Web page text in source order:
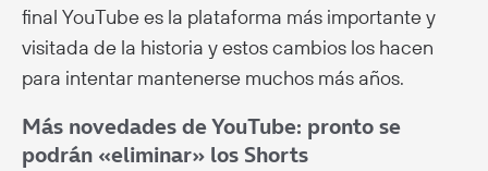
final YouTube es la plataforma más importante y
visitada de la historia y estos cambios los hacen
para intentar mantenerse muchos más años.
Más novedades de YouTube: pronto se
podrán «eliminar» los Shorts